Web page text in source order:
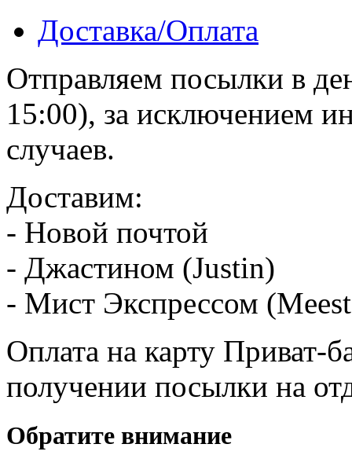
Доставка/Оплата
Отправляем посылки в
15:00), за исключением
случаев.
Доставим:
- Новой почтой
- Джастином (Justin)
- Мист Экспрессом
Оплата на карту Приват-
получении посылки на
Обратите внимание